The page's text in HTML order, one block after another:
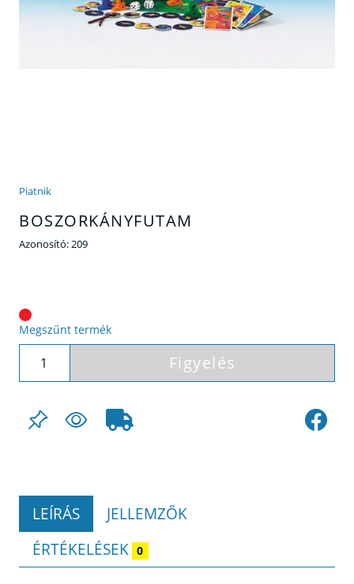
Piatnik
BOSZORKÁNYFUTAM
Azonosító:209
Megszűnt termék
Figyelés
LEÍRÁS
JELLEMZŐK
ÉRTÉKELÉSEK 0